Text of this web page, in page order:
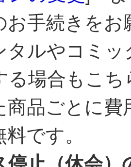
お手続きをお
タルやコミ
る場合もこ
商品ごとに
です。